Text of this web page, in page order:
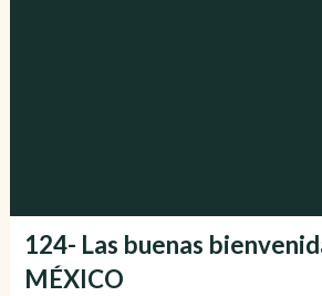
124- Las buenas
MÉXICO